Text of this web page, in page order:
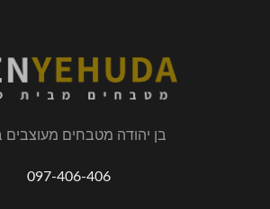
בן יהודה מטבחים
097-406-406